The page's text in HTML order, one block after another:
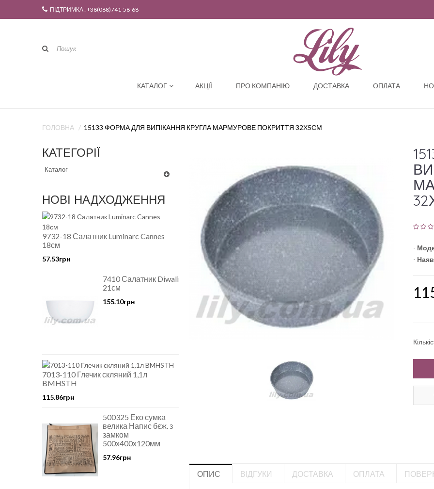
ПІДТРИМКА : +38(068)741-58-68
КАТАЛОГ АКЦІЇ ПРО КОМПАНІЮ ДОСТАВКА ОПЛАТА
ГОЛОВНА 15133 ФОРМА ДЛЯ ВИПІКАННЯ КРУГЛА МАРМУРОВЕ ПОКРИТТЯ 32Х5СМ
КАТЕГОРІЇ
Каталог
НОВІ НАДХОДЖЕННЯ
9732-18 Салатник Luminarc Cannes
18см
57.53грн
7410 Салатник Diwali
21см
155.10грн
7013-110 Глечик скляний 1,1л
BMHSTH
115.86грн
500325 Еко сумка
велика Напис бєж. з
замком
500х400х120мм
57.96грн
-
-
ОПИС ВІДГУКИ ДОСТАВКА ОПЛАТА